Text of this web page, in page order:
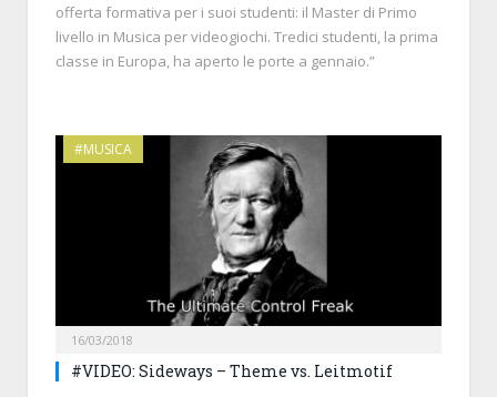
offerta formativa per i suoi studenti: il Master di Primo
livello in Musica per videogiochi. Tredici studenti, la prima
classe in Europa, ha aperto le porte a gennaio.”
#MUSICA
16/03/2018
#VIDEO: Sideways – Theme vs. Leitmotif